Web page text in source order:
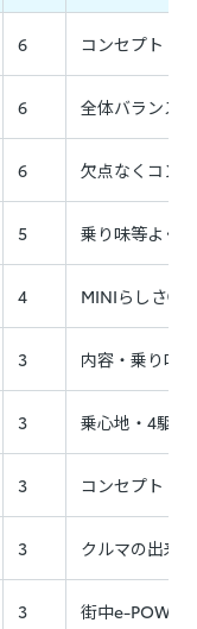
6 コンセプト・
6 全体バランス
6 欠点なくコン
5 乗り味等よく
4 MINIらしさ○
3 内容・乗り味
3 乗心地・4駆
3 コンセプト・
3 クルマの出来
3 街中e-